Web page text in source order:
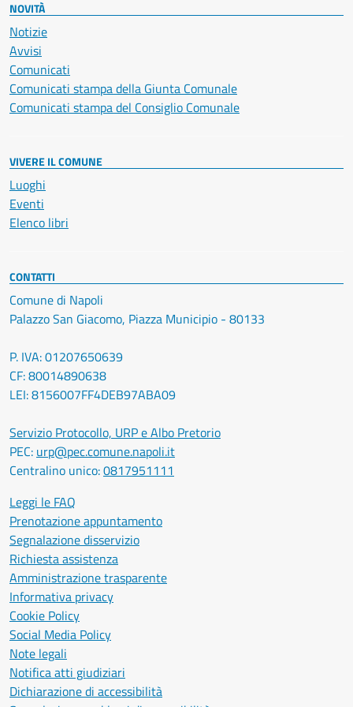
NOVITÀ
Notizie
Avvisi
Comunicati
Comunicati stampa della Giunta Comunale
Comunicati stampa del Consiglio Comunale
VIVERE IL COMUNE
Luoghi
Eventi
Elenco libri
CONTATTI
Comune di Napoli
Palazzo San Giacomo, Piazza Municipio - 80133
P. IVA: 01207650639
CF: 80014890638
LEI: 8156007FF4DEB97ABA09
Servizio Protocollo, URP e Albo Pretorio
PEC: urp@pec.comune.napoli.it
Centralino unico:0817951111
Leggi le FAQ
Prenotazione appuntamento
Segnalazione disservizio
Richiesta assistenza
Amministrazione trasparente
Informativa privacy
Cookie Policy
Social Media Policy
Note legali
Notifica atti giudiziari
Dichiarazione di accessibilità